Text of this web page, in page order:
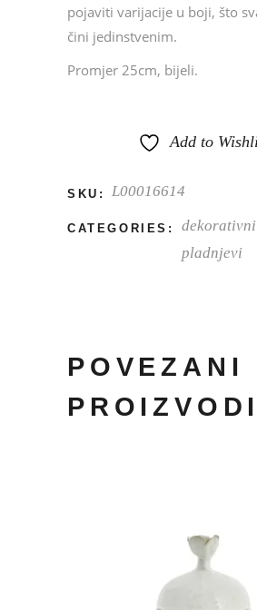
pojaviti varijacije u boji, što
čini jedinstvenim.
Promjer 25cm, bijeli.
Add to
SKU: L00016614
CATEGORIES:
pladnjevi
POVEZANI
PROIZVODI